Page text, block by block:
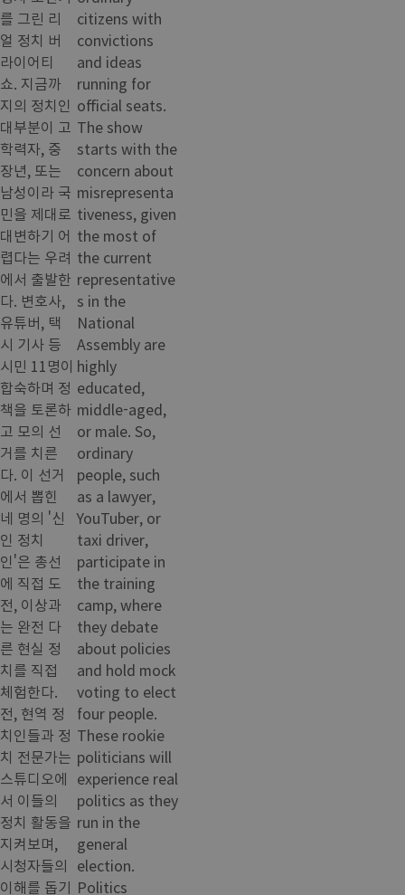
를 그린 리
얼 정치 버
라이어티
쇼. 지금까
지의 정치인
대부분이 고
학력자, 중
장년, 또는
남성이라 국
민을 제대로
대변하기 어
렵다는 우려
에서 출발한
다. 변호사,
유튜버, 택
시 기사 등
시민 11명이
합숙하며 정
책을 토론하
고 모의 선
거를 치른
다. 이 선거
에서 뽑힌
네 명의 '신
인 정치
인'은 총선
에 직접 도
전, 이상과
는 완전 다
른 현실 정
치를 직접
체험한다.
전, 현역 정
치인들과 정
치 전문가는
스튜디오에
서 이들의
정치 활동을
지켜보며,
시청자들의
이해를 돕기
citizens with
convictions
and ideas
running for
official seats.
The show
starts with the
concern about
misrepresenta
tiveness, given
the most of
the current
representative
s in the
National
Assembly are
highly
educated,
middle-aged,
or male. So,
ordinary
people, such
as a lawyer,
YouTuber, or
taxi driver,
participate in
the training
camp, where
they debate
about policies
and hold mock
voting to elect
four people.
These rookie
politicians will
experience real
politics as they
run in the
general
election.
Politics